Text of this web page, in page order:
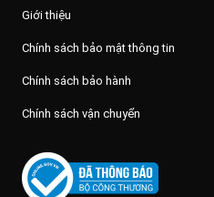
Giới thiệu
Chính sách bảo mật thông tin
Chính sách bảo hành
Chính sách vận chuyển